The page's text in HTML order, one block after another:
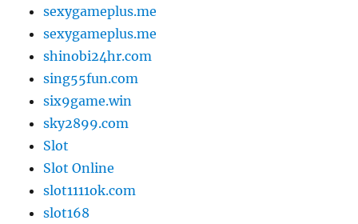
sexygameplus.me
sexygameplus.me
shinobi24hr.com
sing55fun.com
six9game.win
sky2899.com
Slot
Slot Online
slot1111ok.com
slot168